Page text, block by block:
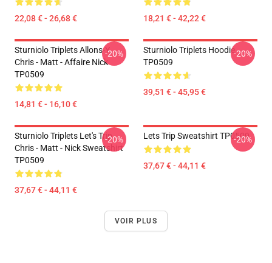
22,08 € - 26,68 € 18,21 € - 42,22 €
Sturniolo Triplets Allons-Y.
Chris - Matt - Affaire Nick
TP0509
14,81 € - 16,10 €
-20%
Sturniolo Triplets Hoodie
TP0509
39,51 € - 45,95 €
-20%
Sturniolo Triplets Let's Trip -
Chris - Matt - Nick Sweatshirt
TP0509
37,67 € - 44,11 €
-20% Lets Trip Sweatshirt TP0509
37,67 € - 44,11 €
-20%
VOIR PLUS